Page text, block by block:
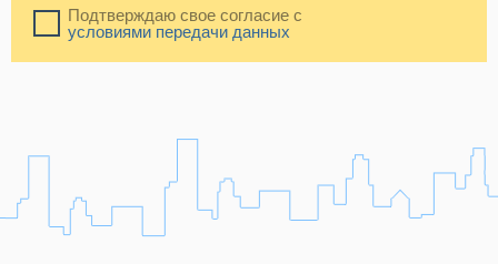
Подтверждаю свое согласие с
условиями передачи данных